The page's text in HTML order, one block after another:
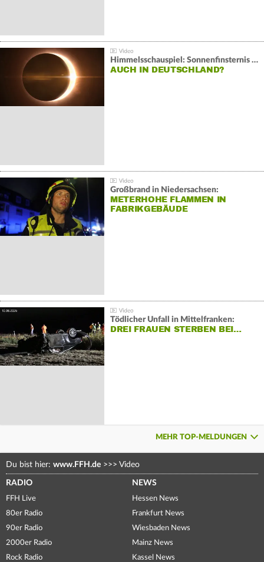
Himmelsschauspiel: Sonnenfinsternis über Spanien
AUCH IN DEUTSCHLAND?
Großbrand in Niedersachsen:
METERHOHE FLAMMEN IN
FABRIKGEBÄUDE
Tödlicher Unfall in Mittelfranken:
DREI FRAUEN STERBEN BEI…
MEHR TOP-MELDUNGEN
Du bist hier: www.FFH.de >>> Video
RADIO
FFH Live
80er Radio
90er Radio
2000er Radio
Rock Radio
NEWS
Hessen News
Frankfurt News
Wiesbaden News
Mainz News
Kassel News